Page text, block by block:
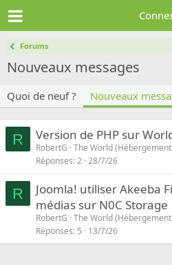
Forums
Nouveaux messages
Quoi de neuf ? Nouveaux
R Version de PHP sur
RobertG The World
Réponses 2 28/7/26
R
Joomla! utiliser Akeeba
médias sur N0C Storage
RobertG The World
Réponses 5 13/7/26